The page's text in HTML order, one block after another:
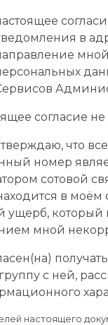
в
согласие
что
номер
сотовой
в моём
ущерб, который
мной
с ней,
настоящего